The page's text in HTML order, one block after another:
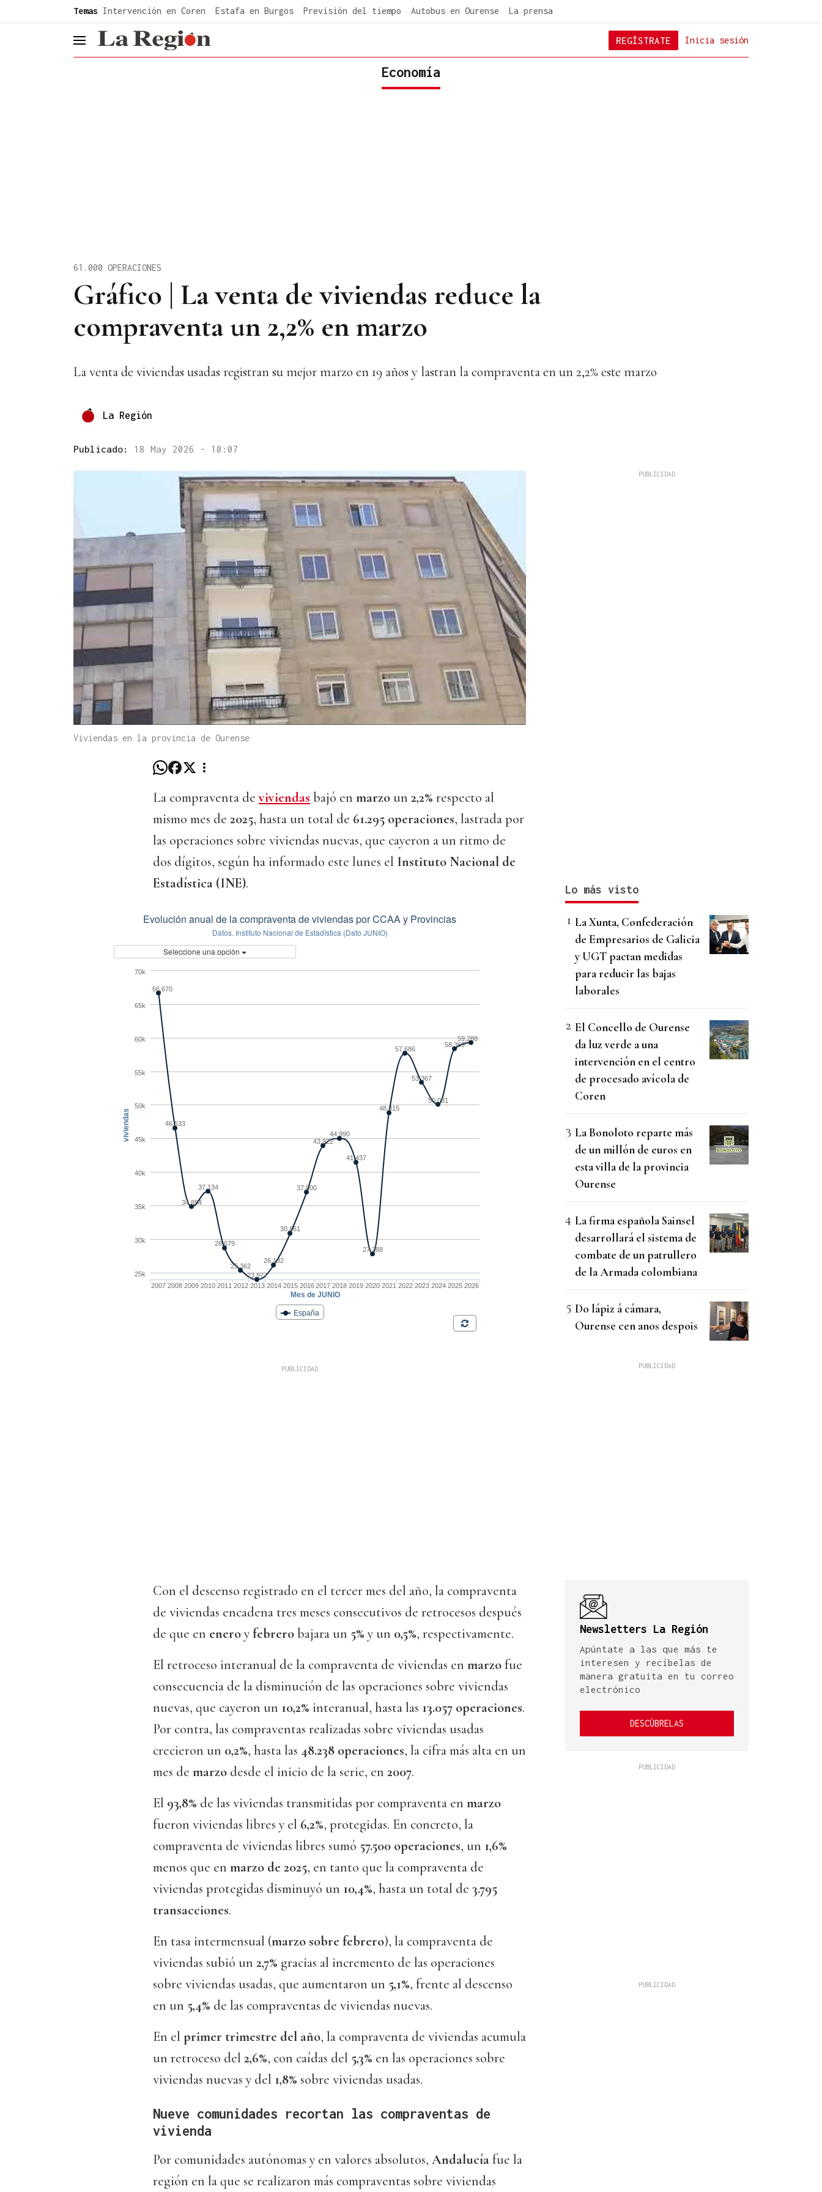
Temas Intervención en Coren Estafa en Burgos Previsión del tiempo Autobus en Ourense La prensa
header.menu.open Inicia sesión
REGÍSTRATE
Economía
Gráfico | La venta de viviendas reduce la
compraventa un 2,2% en marzo
61.000 OPERACIONES
La venta de viviendas usadas registran su mejor marzo en 19 años y lastran la compraventa en un 2,2% este marzo
La Región
Publicado: 18 May 2026 - 10:07
Viviendas en la provincia de Ourense
La compraventa deviviendas bajó en marzo un 2,2% respecto al
mismo mes de 2025, hasta un total de 61.295 operaciones, lastrada por
las operaciones sobre viviendas nuevas, que cayeron a un ritmo de
dos dígitos, según ha informado este lunes el Instituto Nacional de
Estadística (INE).
Con el descenso registrado en el tercer mes del año, la compraventa
de viviendas encadena tres meses consecutivos de retrocesos después
de que en eneroyfebrerobajara un 5% y un 0,5%, respectivamente.
El retroceso interanual de la compraventa de viviendas en marzofue
consecuencia de la disminución de las operaciones sobre viviendas
nuevas, que cayeron un 10,2% interanual, hasta las 13.057 operaciones.
Por contra, las compraventas realizadas sobre viviendas usadas
crecieron un 0,2%, hasta las 48.238 operaciones, la cifra más alta en un
mes de marzo desde el inicio de la serie, en 2007.
El 93,8% de las viviendas transmitidas por compraventa en marzo
fueron viviendas libres y el 6,2%, protegidas. En concreto, la
compraventa de viviendas libres sumó 57.500 operaciones, un 1,6%
menos que en marzo de 2025, en tanto que la compraventa de
viviendas protegidas disminuyó un 10,4%, hasta un total de 3.795
transacciones.
En tasa intermensual (marzo sobre febrero), la compraventa de
viviendas subió un 2,7% gracias al incremento de las operaciones
sobre viviendas usadas, que aumentaron un 5,1%, frente al descenso
en un 5,4% de las compraventas de viviendas nuevas.
En el primer trimestre del año, la compraventa de viviendas acumula
un retroceso del 2,6%, con caídas del 5,3% en las operaciones sobre
viviendas nuevas y del 1,8% sobre viviendas usadas.
Nueve comunidades recortan las compraventas de
vivienda
Por comunidades autónomas y en valores absolutos, Andalucíafue la
región en la que se realizaron más compraventas sobre viviendas
Lo más visto
La Xunta, Confederación
de Empresarios de Galicia
y UGT pactan medidas
para reducir las bajas
laborales
El Concello de Ourense
da luz verde a una
intervención en el centro
de procesado avícola de
Coren
La Bonoloto reparte más
de un millón de euros en
esta villa de la provincia
Ourense
La firma española Sainsel
desarrollará el sistema de
combate de un patrullero
de la Armada colombiana
Do lápiz á cámara,
Ourense cen anos despois
Newsletters La Región
Apúntate a las que más te
interesen y recíbelas de
manera gratuita en tu correo
electrónico
DESCÚBRELAS